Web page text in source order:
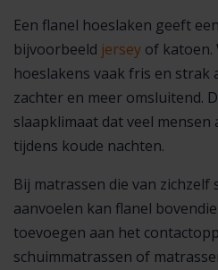
Een flanel hoeslaken geeft
bijvoorbeeld jersey of katoen.
hoeslakens vaak fris en strak
zachter en meer omsluitend.
slaapklimaat dat veel
tijdens koude nachten.
Bij matrassen die van
aanvoelen kan flanel
toevoegen aan het
schuimmatrassen of